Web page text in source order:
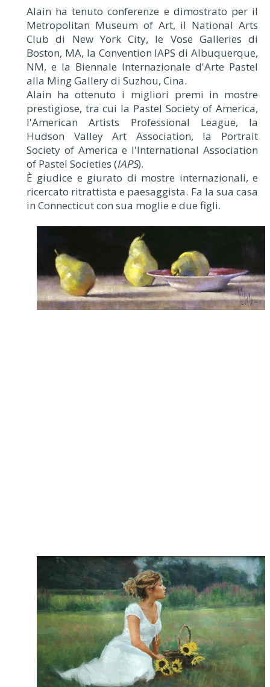
Alain ha tenuto conferenze e dimostrato per il
Metropolitan Museum of Art, il National Arts
Club di New York City, le Vose Galleries di
Boston, MA, la Convention IAPS di Albuquerque,
NM, e la Biennale Internazionale d'Arte Pastel
alla Ming Gallery di Suzhou, Cina.
Alain ha ottenuto i migliori premi in mostre
prestigiose, tra cui la Pastel Society of America,
l'American Artists Professional League, la
Hudson Valley Art Association, la Portrait
Society of America e l'International Association
of Pastel Societies (IAPS).
È giudice e giurato di mostre internazionali, e
ricercato ritrattista e paesaggista. Fa la sua casa
in Connecticut con sua moglie e due figli.